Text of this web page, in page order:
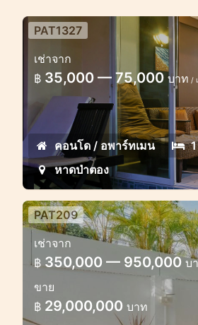
PAT1327
เช่าจาก
฿ 35,000 — 75,000บาท /
คอนโด / อพาร์ทเมน
หาดป่าตอง
วิลล่า 4 ห้องนอนวิวทะเ
ในป่าตอง
วิลล่าวิวทะเลที่ดีเยี่ยมในป่าต
PAT209
เช่าจาก
฿ 350,000 — 950,000บ
ขาย
฿ 29,000,000 บาท